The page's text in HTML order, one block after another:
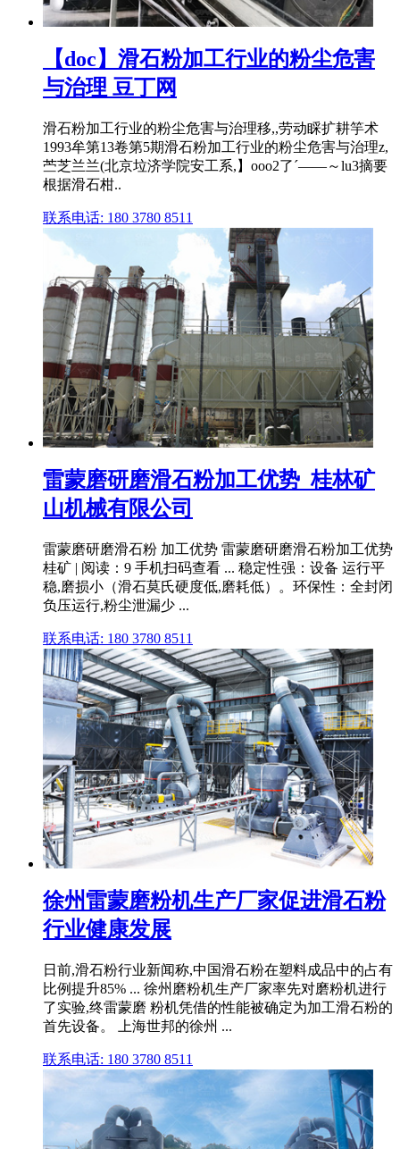
【doc】滑石粉加工行业的粉尘危害
与治理 豆丁网
滑石粉加工行业的粉尘危害与治理移,,劳动睬扩耕竽术
1993牟第13卷第5期滑石粉加工行业的粉尘危害与治理z,
苎芝兰兰(北京垃济学院安工系,】ooo2了´——～lu3摘要
根据滑石柑..
联系电话: 180 3780 8511
雷蒙磨研磨滑石粉加工优势_桂林矿
山机械有限公司
雷蒙磨研磨滑石粉 加工优势 雷蒙磨研磨滑石粉加工优势
桂矿 | 阅读：9 手机扫码查看 ... 稳定性强：设备 运行平
稳,磨损小（滑石莫氏硬度低,磨耗低）。环保性：全封闭
负压运行,粉尘泄漏少 ...
联系电话: 180 3780 8511
徐州雷蒙磨粉机生产厂家促进滑石粉
行业健康发展
日前,滑石粉行业新闻称,中国滑石粉在塑料成品中的占有
比例提升85% ... 徐州磨粉机生产厂家率先对磨粉机进行
了实验,终雷蒙磨 粉机凭借的性能被确定为加工滑石粉的
首先设备。 上海世邦的徐州 ...
联系电话: 180 3780 8511